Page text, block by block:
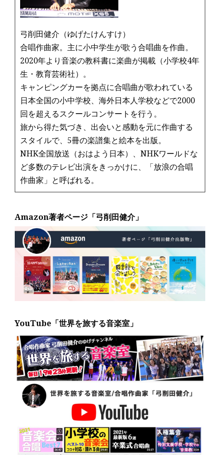
弓削田健介（ゆげたけんすけ）
合唱作曲家。主に小中学生が歌う合唱曲を作曲。
2020年より音楽の教科書に楽曲が掲載（小学校4年
生・教育芸術社）。
キャンピングカーを拠点に合唱曲が歌われている
日本全国の小中学校、海外日本人学校などで2000
回を超えるスクールコンサートを行う。
旅から得た気づき、出会いと感動を元に作曲する
スタイルで、5冊の楽譜集と絵本を出版。
NHK全国放送（おはよう日本）、NHKワールドな
ど多数のテレビ出演をきっかけに、「放浪の合唱
作曲家」と呼ばれる。
Amazon著者ページ「弓削田健介」
YouTube「世界を旅する音楽室」